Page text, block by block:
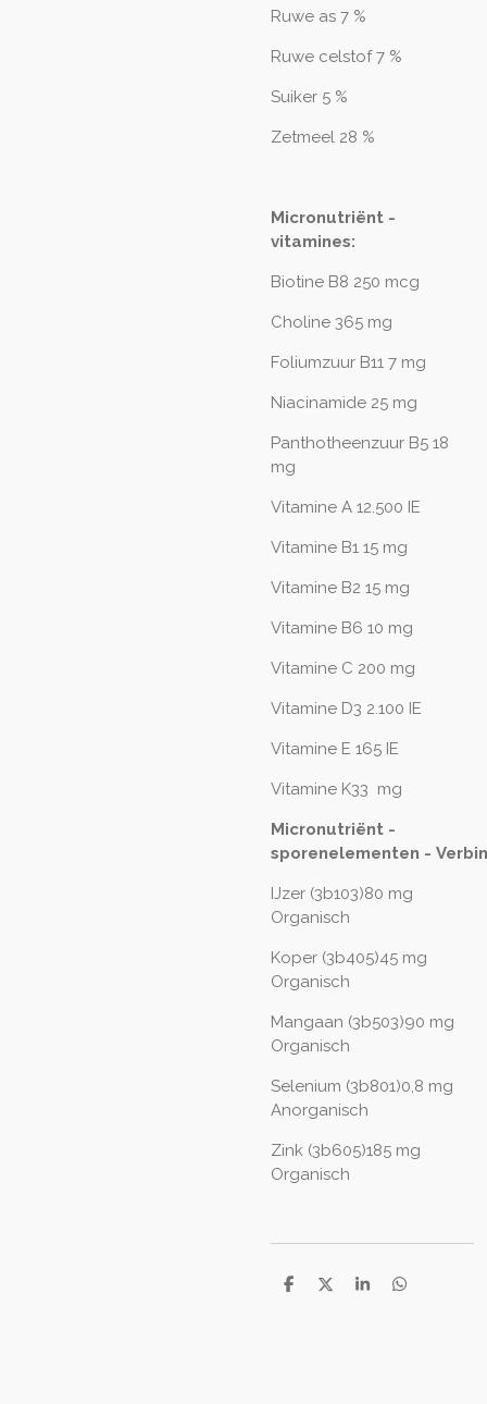
Ruwe as 7 %
Ruwe celstof 7 %
Suiker 5 %
Zetmeel 28 %
Micronutriënt -
vitamines:
Biotine B8 250 mcg
Choline 365 mg
Foliumzuur B11 7 mg
Niacinamide 25 mg
Panthotheenzuur B5 18
mg
Vitamine A 12.500 IE
Vitamine B1 15 mg
Vitamine B2 15 mg
Vitamine B6 10 mg
Vitamine C 200 mg
Vitamine D3 2.100 IE
Vitamine E 165 IE
Vitamine K33 mg
Micronutriënt -
sporenelementen -
IJzer (3b103)80 mg
Organisch
Koper (3b405)45 mg
Organisch
Mangaan (3b503)90 mg
Organisch
Selenium (3b801)0,8 mg
Anorganisch
Zink (3b605)185 mg
Organisch
D
D
S
D